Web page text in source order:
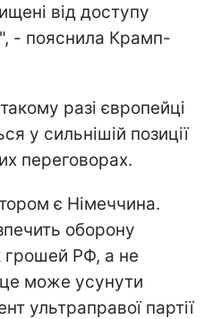
від доступу
- пояснила Крамп-
разі європейці
у сильнішій позиції
переговорах.
є Німеччина.
оборону
грошей РФ, а не
може усунути
ультраправої партії